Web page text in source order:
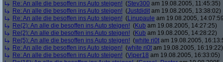
Re: An alle die besoffen ins Auto steigen! (Stev300 am 19.08.2005, 11:45:35)
Re: An alle die besoffen ins Auto steigen! (Justdidit am 19.08.2005, 13:38:02)
Re: An alle die besoffen ins Auto steigen! (Linupaule am 19.08.2005,
Re(2): An alle die besoffen ins Auto steigen! (Kub am 19.08.2005, 14:27:25)
Re(2): An alle die besoffen ins Auto steigen! (Kub am 19.08.2005, 14:28:22)
Re(5): An alle die besoffen ins Auto steigen! (white ri0t am 19.08.2005,
Re: An alle die besoffen ins Auto steigen! (white ri0t am 19.08.2005, 16:19:22)
Re: An alle die besoffen ins Auto steigen! (Viper18 am 19.08.2005, 16:33:05)